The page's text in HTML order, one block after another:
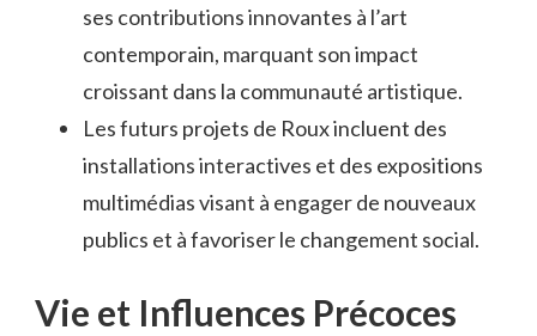
ses contributions innovantes à l’art
contemporain, marquant son impact
croissant dans la communauté artistique.
Les futurs projets de Roux incluent des
installations interactives et des expositions
multimédias visant à engager de nouveaux
publics et à favoriser le changement social.
Vie et Influences Précoces